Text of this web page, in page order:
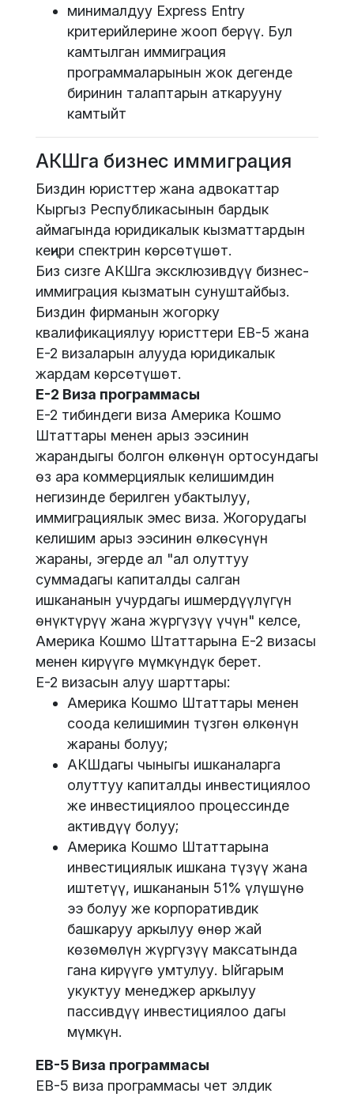
минималдуу Express Entry
критерийлерине жооп берүү. Бул
камтылган иммиграция
программаларынын жок дегенде
биринин талаптарын аткарууну
камтыйт
АКШга бизнес иммиграция
Биздин юристтер жана адвокаттар
Кыргыз Республикасынын бардык
аймагында юридикалык кызматтардын
кеңири спектрин көрсөтүшөт.
Биз сизге АКШга эксклюзивдүү бизнес-
иммиграция кызматын сунуштайбыз.
Биздин фирманын жогорку
квалификациялуу юристтери EB-5 жана
E-2 визаларын алууда юридикалык
жардам көрсөтүшөт.
E-2 Виза программасы
E-2 тибиндеги виза Америка Кошмо
Штаттары менен арыз ээсинин
жарандыгы болгон өлкөнүн ортосундагы
өз ара коммерциялык келишимдин
негизинде берилген убактылуу,
иммиграциялык эмес виза. Жогорудагы
келишим арыз ээсинин өлкөсүнүн
жараны, эгерде ал "ал олуттуу
суммадагы капиталды салган
ишкананын учурдагы ишмердүүлүгүн
өнүктүрүү жана жүргүзүү үчүн" келсе,
Америка Кошмо Штаттарына E-2 визасы
менен кирүүгө мүмкүндүк берет.
E-2 визасын алуу шарттары:
Америка Кошмо Штаттары менен
соода келишимин түзгөн өлкөнүн
жараны болуу;
АКШдагы чыныгы ишканаларга
олуттуу капиталды инвестициялоо
же инвестициялоо процессинде
активдүү болуу;
Америка Кошмо Штаттарына
инвестициялык ишкана түзүү жана
иштетүү, ишкананын 51% үлүшүнө
ээ болуу же корпоративдик
башкаруу аркылуу өнөр жай
көзөмөлүн жүргүзүү максатында
гана кирүүгө умтулуу. Ыйгарым
укуктуу менеджер аркылуу
пассивдүү инвестициялоо дагы
мүмкүн.
EB-5 Виза программасы
EB-5 виза программасы чет элдик